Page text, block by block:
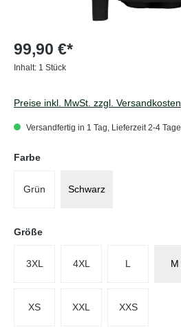
99,90 €*
Inhalt: 1 Stück
Preise inkl. MwSt. zzgl. Versandkosten
Versandfertig in 1 Tag, Lieferzeit 2-4 Tage
Farbeauswählen
Grün Schwarz
Größeauswählen
3XL 4XL L M
XS XXL XXS